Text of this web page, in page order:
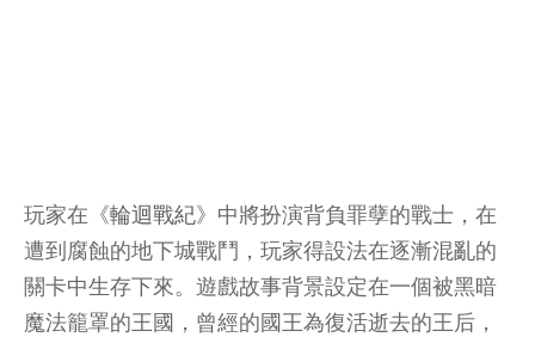
玩家在《輪迴戰紀》中將扮演背負罪孽的戰士，在
遭到腐蝕的地下城戰鬥，玩家得設法在逐漸混亂的
關卡中生存下來。遊戲故事背景設定在一個被黑暗
魔法籠罩的王國，曾經的國王為復活逝去的王后，